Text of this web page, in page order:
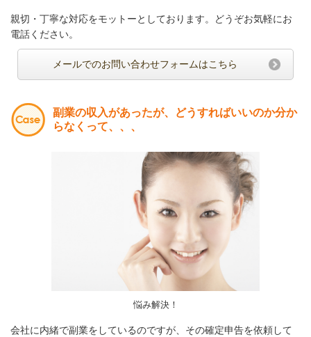
親切・丁寧な対応をモットーとしております。どうぞお気軽にお
電話ください。
メールでのお問い合わせフォームはこちら
副業の収入があったが、どうすればいいのか分か
らなくって、、、
悩み解決！
会社に内緒で副業をしているのですが、その確定申告を依頼して